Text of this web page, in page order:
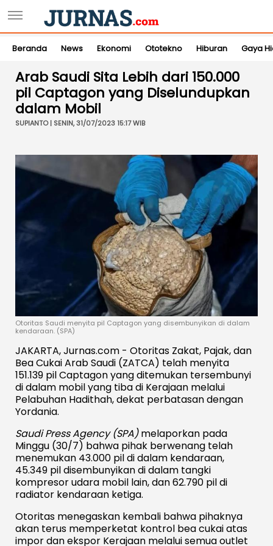
Beranda News Ekonomi Ototekno Hiburan Gaya
Arab Saudi Sita Lebih dari 150.000
pil Captagon yang Diselundupkan
dalam Mobil
SUPIANTO | SENIN, 31/07/2023 15:17 WIB
Otoritas Saudi menyita pil Captagon yang disembunyikan di dalam
kendaraan. (SPA)
JAKARTA, Jurnas.com - Otoritas Zakat, Pajak, dan
Bea Cukai Arab Saudi (ZATCA) telah menyita
151.139 pil Captagon yang ditemukan tersembunyi
di dalam mobil yang tiba di Kerajaan melalui
Pelabuhan Hadithah, dekat perbatasan dengan
Yordania.
Saudi Press Agency (SPA)melaporkan pada
Minggu (30/7) bahwa pihak berwenang telah
menemukan 43.000 pil di dalam kendaraan,
45.349 pil disembunyikan di dalam tangki
kompresor udara mobil lain, dan 62.790 pil di
radiator kendaraan ketiga.
Otoritas menegaskan kembali bahwa pihaknya
akan terus memperketat kontrol bea cukai atas
impor dan ekspor Kerajaan melalui semua outlet